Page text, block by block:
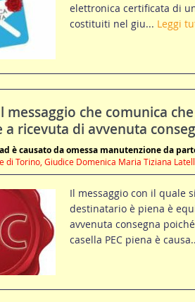
elettronica certificata di
costituiti nel giu... Leggi
messaggio che comunica
ricevuta di avvenuta
è causato da omessa manutenzione da
di Torino, Giudice Domenica Maria Tiziana
Il messaggio con il quale
destinatario è piena è
avvenuta consegna
casella PEC piena è